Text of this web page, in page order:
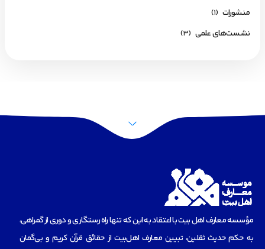
منشورات (1)
نشست‌های علمی (3)
مؤسسه‌ معارف اهل بیت با اعتقاد به این که تنها راه رستگاری و دوری از گمراهی،
به حکم حدیث ثقلین، تبیین معارف اهل‌بیت از حقائق قرآن کریم و بی‌گمان